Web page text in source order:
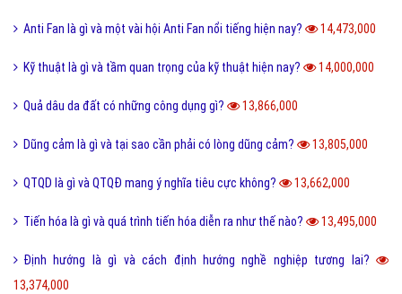
Anti Fan là gì và một vài hội Anti Fan nổi tiếng hiện nay? 14,473,000
Kỹ thuật là gì và tầm quan trọng của kỹ thuật hiện nay? 14,000,000
Quả dâu da đất có những công dụng gì? 13,866,000
Dũng cảm là gì và tại sao cần phải có lòng dũng cảm? 13,805,000
QTQD là gì và QTQĐ mang ý nghĩa tiêu cực không? 13,662,000
Tiến hóa là gì và quá trình tiến hóa diễn ra như thế nào? 13,495,000
Định hướng là gì và cách định hướng nghề nghiệp tương lai?
13,374,000